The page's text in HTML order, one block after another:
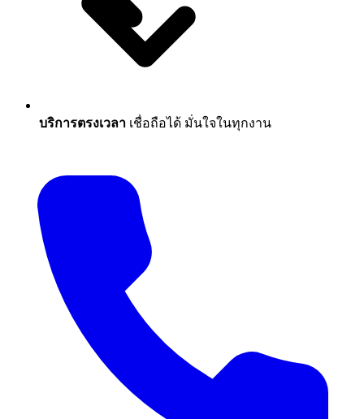
บริการตรงเวลา เชื่อถือได้ มั่นใจในทุกงาน